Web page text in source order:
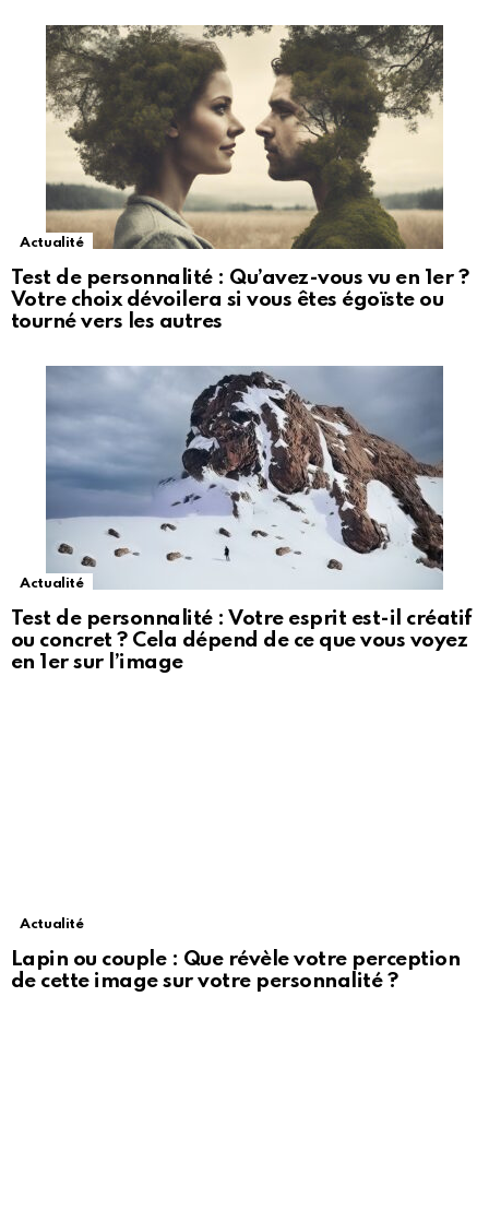
Actualité
Test de personnalité : Qu’avez-vous vu en 1er ?
Votre choix dévoilera si vous êtes égoïste ou
tourné vers les autres
Actualité
Test de personnalité : Votre esprit est-il créatif
ou concret ? Cela dépend de ce que vous voyez
en 1er sur l’image
Actualité
Lapin ou couple : Que révèle votre perception
de cette image sur votre personnalité ?